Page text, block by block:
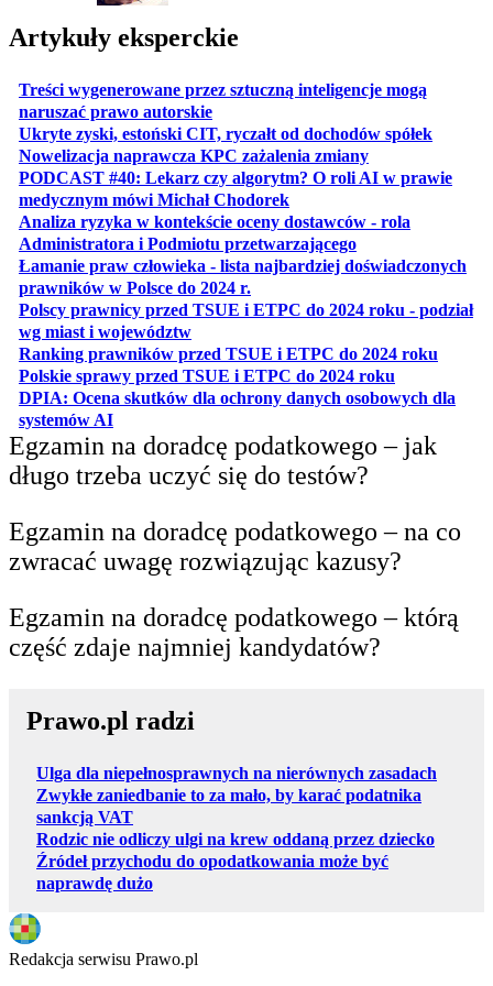
Artykuły eksperckie
Treści wygenerowane przez sztuczną inteligencje mogą
naruszać prawo autorskieotwiera się w nowej karcie
Ukryte zyski, estoński CIT, ryczałt od dochodów spółekotwiera
Nowelizacja naprawcza KPC zażalenia zmianyotwiera się w
PODCAST #40: Lekarz czy algorytm? O roli AI w prawie
medycznym mówi Michał Chodorekotwiera się w nowej karcie
Analiza ryzyka w kontekście oceny dostawców - rola
Administratora i Podmiotu przetwarzającegootwiera się w
Łamanie praw człowieka - lista najbardziej doświadczonych
prawników w Polsce do 2024 r.
Polscy prawnicy przed TSUE i ETPC do 2024 roku - podział
wg miast i województwotwiera się w nowej karcie
Ranking prawników przed TSUE i ETPC do 2024 roku
Polskie sprawy przed TSUE i ETPC do 2024 roku
DPIA: Ocena skutków dla ochrony danych osobowych dla
systemów AIotwiera się w nowej karcie
Egzamin na doradcę podatkowego – jak
długo trzeba uczyć się do testów?
Egzamin na doradcę podatkowego – na co
zwracać uwagę rozwiązując kazusy?
Egzamin na doradcę podatkowego – którą
część zdaje najmniej kandydatów?
Prawo.pl radzi
Ulga dla niepełnosprawnych na nierównych zasadach
Zwykłe zaniedbanie to za mało, by karać podatnika
sankcją VAT
Rodzic nie odliczy ulgi na krew oddaną przez dziecko
Źródeł przychodu do opodatkowania może być
naprawdę dużo
Redakcja serwisu Prawo.pl